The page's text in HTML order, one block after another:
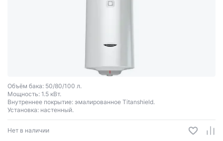
Объём бака: 50/80/100 л.
Мощность: 1.5 кВт.
Внутреннее покрытие: эмалированное Titanshield.
Установка: настенный.
Нет в наличии